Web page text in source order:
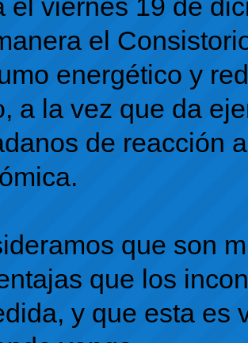
el viernes 19 de
el
energético y
a la vez que da
de reacción
que son
que los
y que esta es